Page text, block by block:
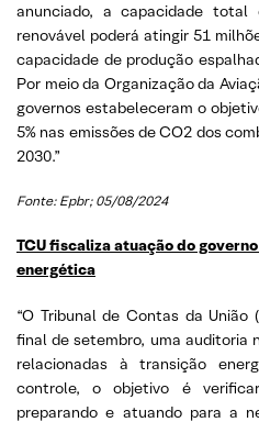
anunciado, a capacidade total
renovável poderá atingir 51
capacidade de produção
Por meio da Organização da
governos estabeleceram o
5% nas emissões de CO2 dos
2030.”
Fonte: Epbr; 05/08/2024
TCU fiscaliza atuação do
energética
“O Tribunal de Contas da
final de setembro, uma auditoria
relacionadas à transição
controle, o objetivo é
preparando e atuando para a